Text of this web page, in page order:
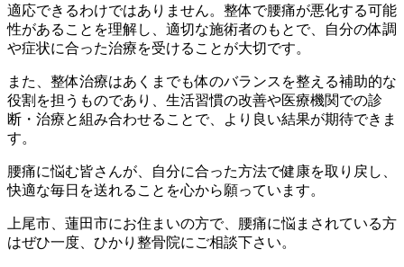
適応できるわけではありません。整体で腰痛が悪化する可能
性があることを理解し、適切な施術者のもとで、自分の体調
や症状に合った治療を受けることが大切です。
また、整体治療はあくまでも体のバランスを整える補助的な
役割を担うものであり、生活習慣の改善や医療機関での診
断・治療と組み合わせることで、より良い結果が期待できま
す。
腰痛に悩む皆さんが、自分に合った方法で健康を取り戻し、
快適な毎日を送れることを心から願っています。
上尾市、蓮田市にお住まいの方で、腰痛に悩まされている方
はぜひ一度、ひかり整骨院にご相談下さい。